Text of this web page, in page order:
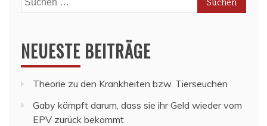
nach:
NEUESTE BEITRÄGE
Theorie zu den Krankheiten bzw. Tierseuchen
Gaby kämpft darum, dass sie ihr Geld wieder vom
EPV zurück bekommt